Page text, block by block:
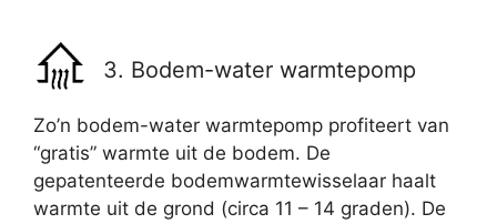
3. Bodem-water warmtepomp
Zo’n bodem-water warmtepomp profiteert van
“gratis” warmte uit de bodem. De
gepatenteerde bodemwarmtewisselaar haalt
warmte uit de grond (circa 11 – 14 graden). De